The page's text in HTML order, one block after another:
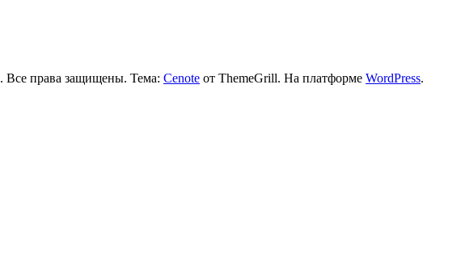
. Все права защищены. Тема: Cenote от ThemeGrill. На платформе WordPress.